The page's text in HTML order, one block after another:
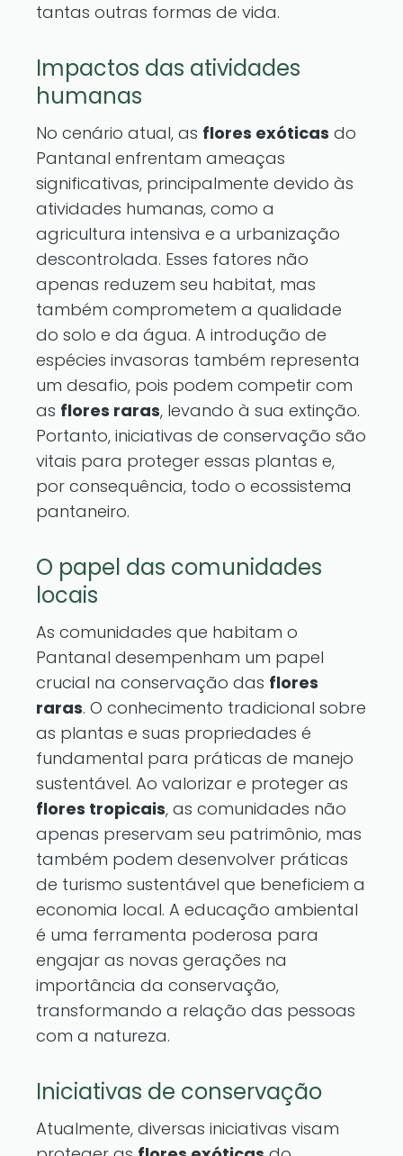
tantas outras formas de vida.
Impactos das atividades
humanas
No cenário atual, as flores exóticas do
Pantanal enfrentam ameaças
significativas, principalmente devido às
atividades humanas, como a
agricultura intensiva e a urbanização
descontrolada. Esses fatores não
apenas reduzem seu habitat, mas
também comprometem a qualidade
do solo e da água. A introdução de
espécies invasoras também representa
um desafio, pois podem competir com
as flores raras, levando à sua extinção.
Portanto, iniciativas de conservação são
vitais para proteger essas plantas e,
por consequência, todo o ecossistema
pantaneiro.
O papel das comunidades
locais
As comunidades que habitam o
Pantanal desempenham um papel
crucial na conservação das flores
raras. O conhecimento tradicional sobre
as plantas e suas propriedades é
fundamental para práticas de manejo
sustentável. Ao valorizar e proteger as
flores tropicais, as comunidades não
apenas preservam seu patrimônio, mas
também podem desenvolver práticas
de turismo sustentável que beneficiem a
economia local. A educação ambiental
é uma ferramenta poderosa para
engajar as novas gerações na
importância da conservação,
transformando a relação das pessoas
com a natureza.
Iniciativas de conservação
Atualmente, diversas iniciativas visam